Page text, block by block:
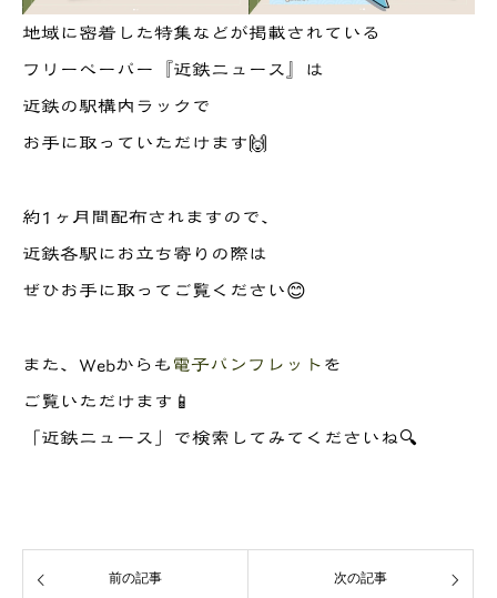
地域に密着した特集などが掲載されている
フリーペーパー『近鉄ニュース』は
近鉄の駅構内ラックで
お手に取っていただけます🙌
約1ヶ月間配布されますので、
近鉄各駅にお立ち寄りの際は
ぜひお手に取ってご覧ください😊
また、Webからも 電子パンフレット を
ご覧いただけます📱
「近鉄ニュース」で検索してみてくださいね🔍
前の記事 次の記事